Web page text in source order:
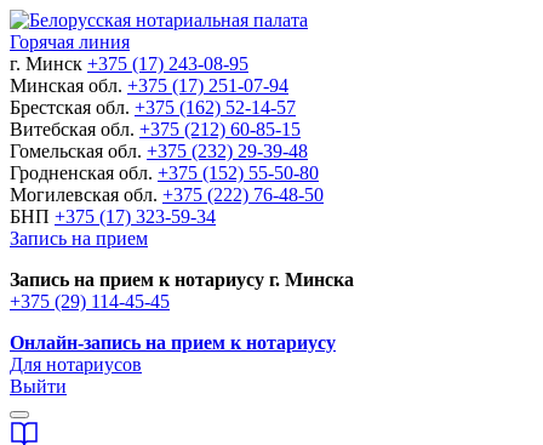
Горячая линия
г. Минск +375 (17) 243-08-95
Минская обл. +375 (17) 251-07-94
Брестская обл. +375 (162) 52-14-57
Витебская обл. +375 (212) 60-85-15
Гомельская обл. +375 (232) 29-39-48
Гродненская обл. +375 (152) 55-50-80
Могилевская обл. +375 (222) 76-48-50
БНП +375 (17) 323-59-34
Запись на прием
Запись на прием к нотариусу г. Минска
+375 (29) 114-45-45
Онлайн-запись на прием к нотариусу
Для нотариусов
Выйти